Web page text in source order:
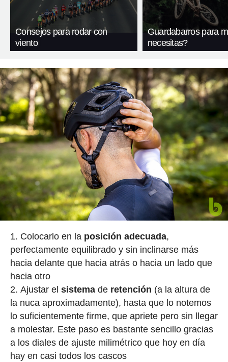
Consejos para rodar con
viento
Guardabarros para
necesitas?
Colocarlo en la posición adecuada,
perfectamente equilibrado y sin inclinarse más
hacia delante que hacia atrás o hacia un lado que
hacia otro
Ajustar el sistemade retención (a la altura de
la nuca aproximadamente), hasta que lo notemos
lo suficientemente firme, que apriete pero sin llegar
a molestar. Este paso es bastante sencillo gracias
a los diales de ajuste milimétrico que hoy en día
hay en casi todos los cascos